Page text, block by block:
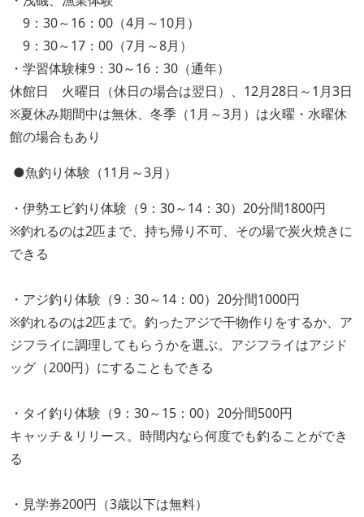
9：30～16：00（4月～10月）
9：30～17：00（7月～8月）
・学習体験棟9：30～16：30（通年）
休館日 火曜日（休日の場合は翌日）、12月28日～1月3日
※夏休み期間中は無休、冬季（1月～3月）は火曜・水曜休
館の場合もあり
●魚釣り体験（11月～3月）
・伊勢エビ釣り体験（9：30～14：30）20分間1800円
※釣れるのは2匹まで、持ち帰り不可、その場で炭火焼きに
できる
・アジ釣り体験（9：30～14：00）20分間1000円
※釣れるのは2匹まで。釣ったアジで干物作りをするか、ア
ジフライに調理してもらうかを選ぶ。アジフライはアジド
ッグ（200円）にすることもできる
・タイ釣り体験（9：30～15：00）20分間500円
キャッチ＆リリース。時間内なら何度でも釣ることができ
る
・見学券200円（3歳以下は無料）